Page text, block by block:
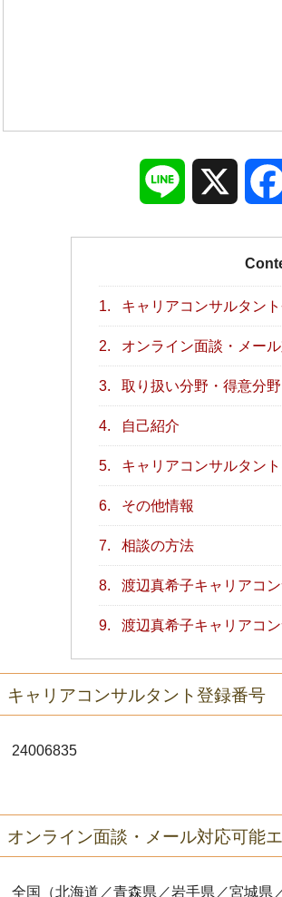
Line
1. キャリアコンサルタン
2. オンライン面談・メー
3. 取り扱い分野・得意分野
4. 自己紹介
5. キャリアコンサルタン
6. その他情報
7. 相談の方法
8. 渡辺真希子キャリアコ
9. 渡辺真希子キャリアコ
キャリアコンサルタント登録番号
24006835
オンライン面談・メール対応可能
全国（北海道／青森県／岩手県／宮城県